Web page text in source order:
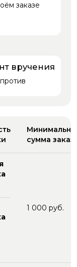
заказе
вручения
сумма
1 000 руб.